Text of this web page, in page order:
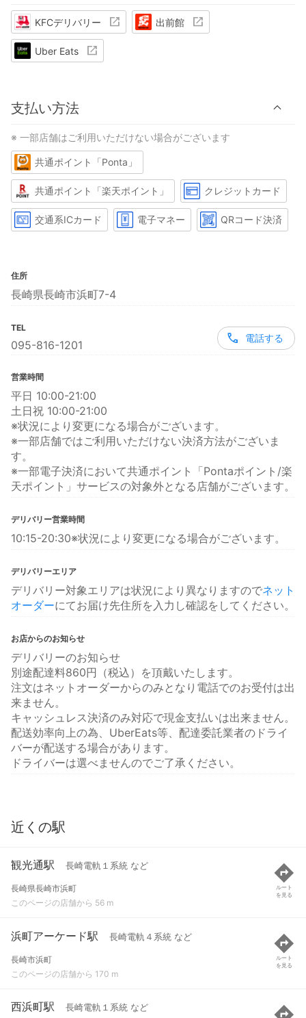
KFCデリバリー 出前館
Uber Eats
支払い方法
※ 一部店舗はご利用いただけない場合がございます
共通ポイント「Ponta」
共通ポイント「楽天ポイント」 クレジットカード
交通系ICカード 電子マネー QRコード決済
住所
長崎県長崎市浜町7-4
TEL
095-816-1201
電話する
営業時間
平日 10:00-21:00
土日祝 10:00-21:00
※状況により変更になる場合がございます。
※一部店舗ではご利用いただけない決済方法がございま
す。
※一部電子決済において共通ポイント「Pontaポイント/楽
天ポイント」サービスの対象外となる店舗がございます。
デリバリー営業時間
10:15-20:30※状況により変更になる場合がございます。
デリバリーエリア
デリバリー対象エリアは状況により異なりますのでネット
オーダーにてお届け先住所を入力し確認をしてください。
お店からのお知らせ
デリバリーのお知らせ
別途配達料860円（税込）を頂戴いたします。
注文はネットオーダーからのみとなり電話でのお受付は出
来ません。
キャッシュレス決済のみ対応で現金支払いは出来ません。
配送効率向上の為、UberEats等、配達委託業者のドライ
バーが配送する場合があります。
ドライバーは選べませんのでご了承ください。
近くの駅
観光通駅 長崎電軌１系統 など
長崎県長崎市浜町
このページの店舗から 56 m
ルート
を見る
浜町アーケード駅 長崎電軌４系統 など
長崎市浜町
このページの店舗から 170 m
ルート
を見る
西浜町駅 長崎電軌１系統 など